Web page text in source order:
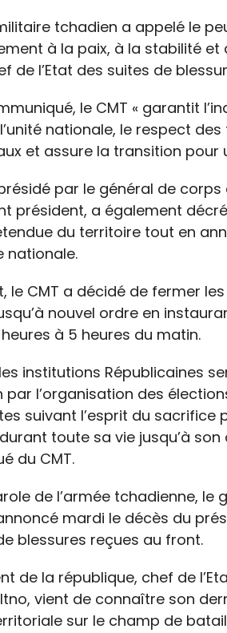
tchadien a appelé le
à la paix, à la stabilité
de l’Etat des suites de
le CMT « garantit
nationale, le respect
et assure la transition pour
par le général de
président, a également
du territoire tout en
nationale.
le CMT a décidé de fermer
nouvel ordre en
à 5 heures du matin.
institutions Républicaines
par l’organisation des
suivant l’esprit du sacrifice
toute sa vie jusqu’à
du CMT.
de l’armée tchadienne, le
mardi le décès du
blessures reçues au front.
de la république, chef de
vient de connaître son
sur le champ de